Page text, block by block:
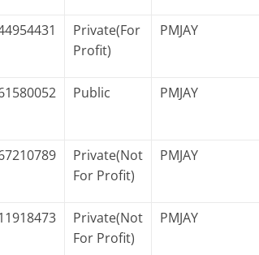
Private(For
Profit)
PMJAY
Public PMJAY
Private(Not
For Profit)
PMJAY
Private(Not
For Profit)
PMJAY